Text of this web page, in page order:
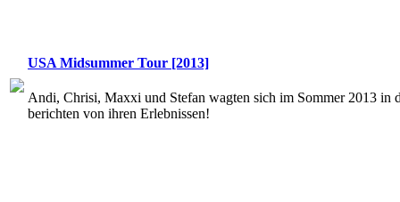
USA Midsummer Tour [2013]
Andi, Chrisi, Maxxi und Stefan wagten sich im Sommer 2013 in
berichten von ihren Erlebnissen!